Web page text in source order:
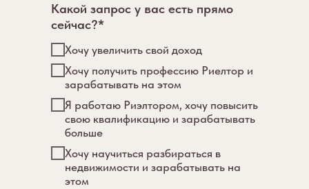
Какой запрос у вас есть прямо
сейчас?*
Хочу увеличить свой доход
Хочу получить профессию Риелтор и
зарабатывать на этом
Я работаю Риэлтором, хочу повысить
свою квалификацию и зарабатывать
больше
Хочу научиться разбираться в
недвижимости и зарабатывать на
этом